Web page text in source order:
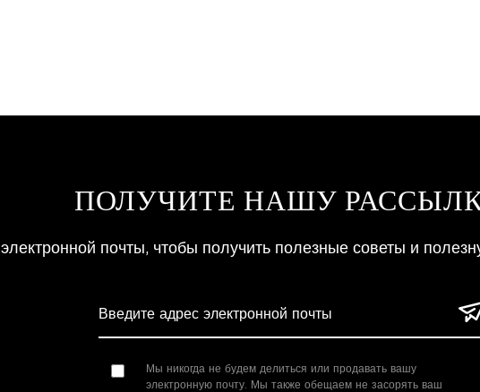
ПОЛУЧИТЕ НАШУ
почты, чтобы получить полезные советы и
Мы никогда не будем делиться или продавать вашу
электронную почту. Мы также обещаем не засорять ваш